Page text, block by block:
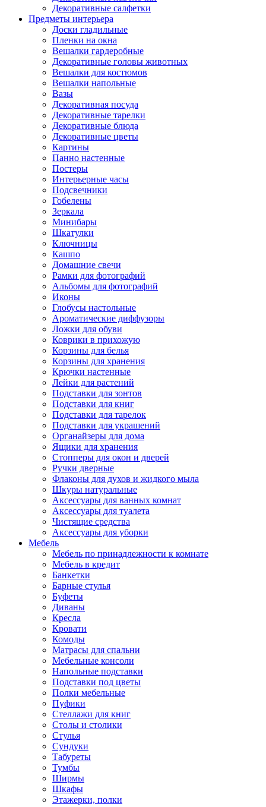
Декоративные салфетки
Предметы интерьера
Доски гладильные
Пленки на окна
Вешалки гардеробные
Декоративные головы животных
Вешалки для костюмов
Вешалки напольные
Вазы
Декоративная посуда
Декоративные тарелки
Декоративные блюда
Декоративные цветы
Картины
Панно настенные
Постеры
Интерьерные часы
Подсвечники
Гобелены
Зеркала
Минибары
Шкатулки
Ключницы
Кашпо
Домашние свечи
Рамки для фотографий
Альбомы для фотографий
Иконы
Глобусы настольные
Ароматические диффузоры
Ложки для обуви
Коврики в прихожую
Корзины для белья
Корзины для хранения
Крючки настенные
Лейки для растений
Подставки для зонтов
Подставки для книг
Подставки для тарелок
Подставки для украшений
Органайзеры для дома
Ящики для хранения
Стопперы для окон и дверей
Ручки дверные
Флаконы для духов и жидкого мыла
Шкуры натуральные
Аксессуары для ванных комнат
Аксессуары для туалета
Чистящие средства
Аксессуары для уборки
Мебель
Мебель по принадлежности к комнате
Мебель в кредит
Банкетки
Барные стулья
Буфеты
Диваны
Кресла
Кровати
Комоды
Матрасы для спальни
Мебельные консоли
Напольные подставки
Подставки под цветы
Полки мебельные
Пуфики
Стеллажи для книг
Столы и столики
Стулья
Сундуки
Табуреты
Тумбы
Ширмы
Шкафы
Этажерки, полки